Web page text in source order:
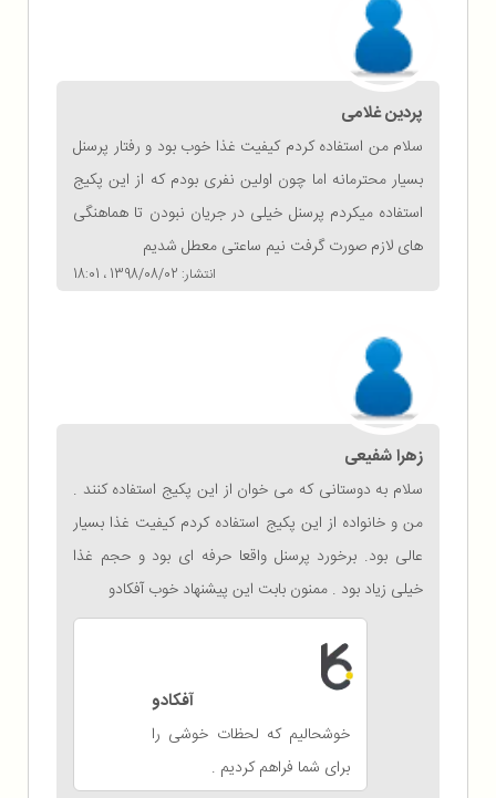
پردین غلامی
انتشار: 1398/08/02 ، 18:01
سلام من استفاده کردم کیفیت غذا خوب بود و رفتار پرسنل
بسیار محترمانه اما چون اولین نفری بودم که از این پکیج
استفاده میکردم پرسنل خیلی در جریان نبودن تا هماهنگی
های لازم صورت گرفت نیم ساعتی معطل شدیم
زهرا شفیعی
سلام به دوستانی که می خوان از این پکیج استفاده کنند .
من و خانواده از این پکیج استفاده کردم کیفیت غذا بسیار
عالی بود. برخورد پرسنل واقعا حرفه ای بود و حجم غذا
خیلی زیاد بود . ممنون بابت این پیشنهاد خوب آفکادو
آفکادو
خوشحالیم که لحظات خوشی را
برای شما فراهم کردیم .